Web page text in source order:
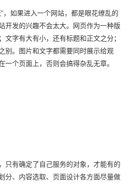
，如果进入一个网站，都是眼花缭乱的
开发的兴趣不会太大。网页作为一种版
文字有大有小，还有标题和正文之分；
别。图片和文字都需要同时展示给观
一个页面上，否则会搞得杂乱无章。
只有确定了自己服务的对象，才能有的
分、内容选取、页面设计各方面尽量做